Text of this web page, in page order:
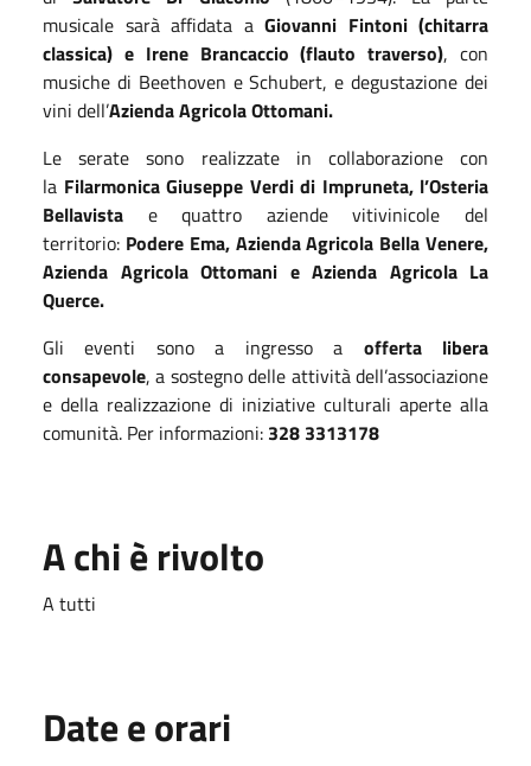
musicale sarà affidata a Giovanni Fintoni (chitarra
classica) e Irene Brancaccio (flauto traverso), con
musiche di Beethoven e Schubert, e degustazione dei
vini dell’Azienda Agricola Ottomani.
Le serate sono realizzate in collaborazione con
la Filarmonica Giuseppe Verdi di Impruneta, l’Osteria
Bellavista e quattro aziende vitivinicole del
territorio: Podere Ema, Azienda Agricola Bella Venere,
Azienda Agricola Ottomani e Azienda Agricola La
Querce.
Gli eventi sono a ingresso a offerta libera
consapevole, a sostegno delle attività dell’associazione
e della realizzazione di iniziative culturali aperte alla
comunità. Per informazioni: 328 3313178
A chi è rivolto
A tutti
Date e orari